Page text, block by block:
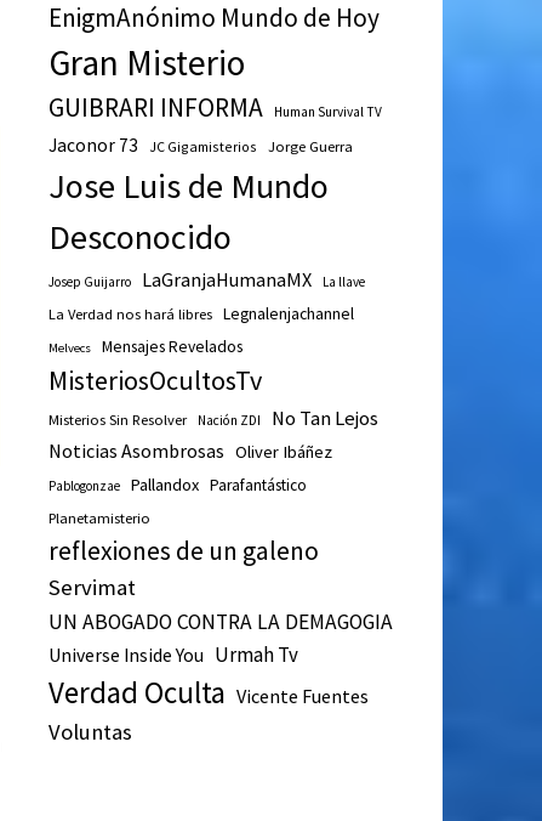
EnigmAnónimo Mundo de Hoy
Gran Misterio
GUIBRARI INFORMA Human Survival TV
Jaconor 73 JC Gigamisterios Jorge Guerra
Jose Luis de Mundo
Desconocido
Josep Guijarro LaGranjaHumanaMX La llave
La Verdad nos hará libres Legnalenjachannel
Melvecs Mensajes Revelados
MisteriosOcultosTv
Misterios Sin Resolver Nación ZDI No Tan Lejos
Noticias Asombrosas Oliver Ibáñez
Pablogonzae Pallandox Parafantástico
Planetamisterio
reflexiones de un galeno
Servimat
UN ABOGADO CONTRA LA DEMAGOGIA
Universe Inside You Urmah Tv
Verdad Oculta Vicente Fuentes
Voluntas